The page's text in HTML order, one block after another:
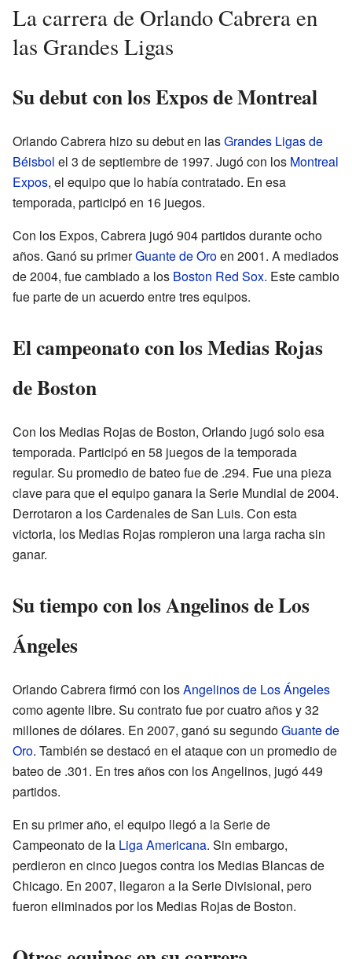
La carrera de Orlando Cabrera en
las Grandes Ligas
Su debut con los Expos de Montreal
Orlando Cabrera hizo su debut en lasGrandes Ligas de
Béisbol el 3 de septiembre de 1997. Jugó con los Montreal
Expos, el equipo que lo había contratado. En esa
temporada, participó en 16 juegos.
Con los Expos, Cabrera jugó 904 partidos durante ocho
años. Ganó su primerGuante de Oroen 2001. A mediados
de 2004, fue cambiado a los Boston Red Sox. Este cambio
fue parte de un acuerdo entre tres equipos.
El campeonato con los Medias Rojas
de Boston
Con los Medias Rojas de Boston, Orlando jugó solo esa
temporada. Participó en 58 juegos de la temporada
regular. Su promedio de bateo fue de .294. Fue una pieza
clave para que el equipo ganara la Serie Mundial de 2004.
Derrotaron a los Cardenales de San Luis. Con esta
victoria, los Medias Rojas rompieron una larga racha sin
ganar.
Su tiempo con los Angelinos de Los
Ángeles
Orlando Cabrera firmó con losAngelinos de Los Ángeles
como agente libre. Su contrato fue por cuatro años y 32
millones de dólares. En 2007, ganó su segundoGuante de
Oro. También se destacó en el ataque con un promedio de
bateo de .301. En tres años con los Angelinos, jugó 449
partidos.
En su primer año, el equipo llegó a la Serie de
Campeonato de la Liga Americana. Sin embargo,
perdieron en cinco juegos contra los Medias Blancas de
Chicago. En 2007, llegaron a la Serie Divisional, pero
fueron eliminados por los Medias Rojas de Boston.